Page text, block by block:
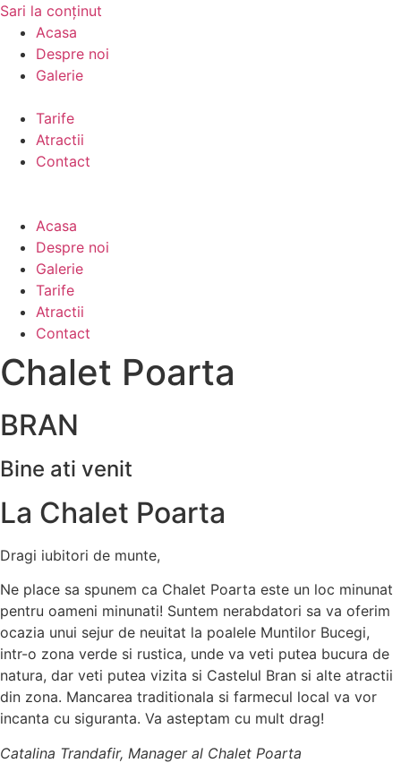
Sari la conținut
Acasa
Despre noi
Galerie
Tarife
Atractii
Contact
Acasa
Despre noi
Galerie
Tarife
Atractii
Contact
Chalet Poarta
BRAN
Bine ati venit
La Chalet Poarta
Dragi iubitori de munte,
Ne place sa spunem ca Chalet Poarta este un loc minunat
pentru oameni minunati! Suntem nerabdatori sa va oferim
ocazia unui sejur de neuitat la poalele Muntilor Bucegi,
intr-o zona verde si rustica, unde va veti putea bucura de
natura, dar veti putea vizita si Castelul Bran si alte atractii
din zona. Mancarea traditionala si farmecul local va vor
incanta cu siguranta. Va asteptam cu mult drag!
Catalina Trandafir, Manager al Chalet Poarta